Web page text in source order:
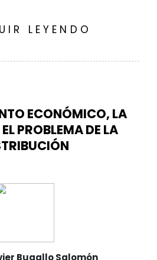
LEYENDO
ECONÓMICO, LA
PROBLEMA DE LA
Bugallo Salomón